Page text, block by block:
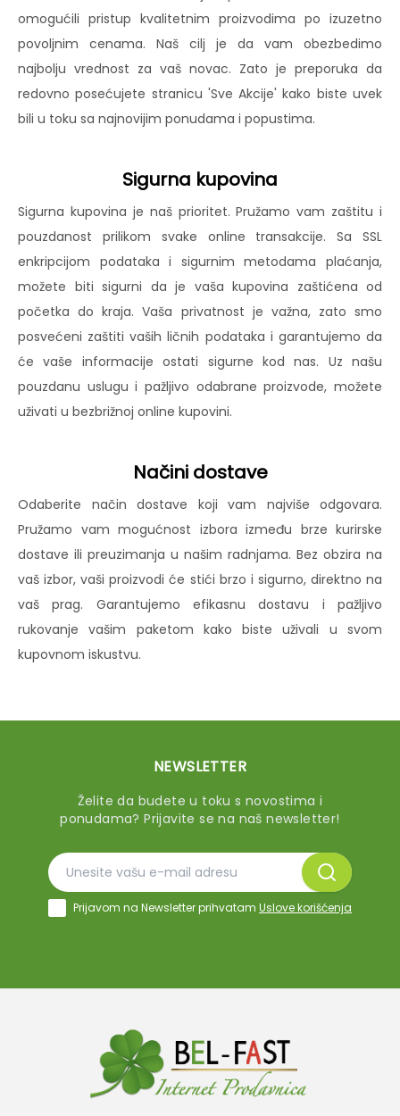
omogućili pristup kvalitetnim proizvodima po izuzetno
povoljnim cenama. Naš cilj je da vam obezbedimo
najbolju vrednost za vaš novac. Zato je preporuka da
redovno posećujete stranicu 'Sve Akcije' kako biste uvek
bili u toku sa najnovijim ponudama i popustima.
Sigurna kupovina
Sigurna kupovina je naš prioritet. Pružamo vam zaštitu i
pouzdanost prilikom svake online transakcije. Sa SSL
enkripcijom podataka i sigurnim metodama plaćanja,
možete biti sigurni da je vaša kupovina zaštićena od
početka do kraja. Vaša privatnost je važna, zato smo
posvećeni zaštiti vaših ličnih podataka i garantujemo da
će vaše informacije ostati sigurne kod nas. Uz našu
pouzdanu uslugu i pažljivo odabrane proizvode, možete
uživati u bezbrižnoj online kupovini.
Načini dostave
Odaberite način dostave koji vam najviše odgovara.
Pružamo vam mogućnost izbora između brze kurirske
dostave ili preuzimanja u našim radnjama. Bez obzira na
vaš izbor, vaši proizvodi će stići brzo i sigurno, direktno na
vaš prag. Garantujemo efikasnu dostavu i pažljivo
rukovanje vašim paketom kako biste uživali u svom
kupovnom iskustvu.
NEWSLETTER
Želite da budete u toku s novostima i
ponudama? Prijavite se na naš newsletter!
Prijavom na Newsletter prihvatam Uslove korišćenja